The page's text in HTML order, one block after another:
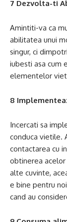
7 Dezvolta-ti
Amintiti-va ca
abilitatea unui
singur, ci
iubesti asa cum
elementelor
8
Incercati sa
conduca vietile.
contactarea cu
obtinerea acelor
alte cuvinte,
e bine pentru
cand au